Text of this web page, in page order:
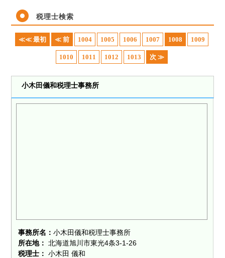
税理士検索
≪≪ 最初 ≪ 前 1004 1005 1006 1007 1008 1009
1010 1011 1012 1013 次 ≫
小木田儀和税理士事務所
事務所名：小木田儀和税理士事務所
所在地： 北海道旭川市東光4条3-1-26
税理士： 小木田 儀和